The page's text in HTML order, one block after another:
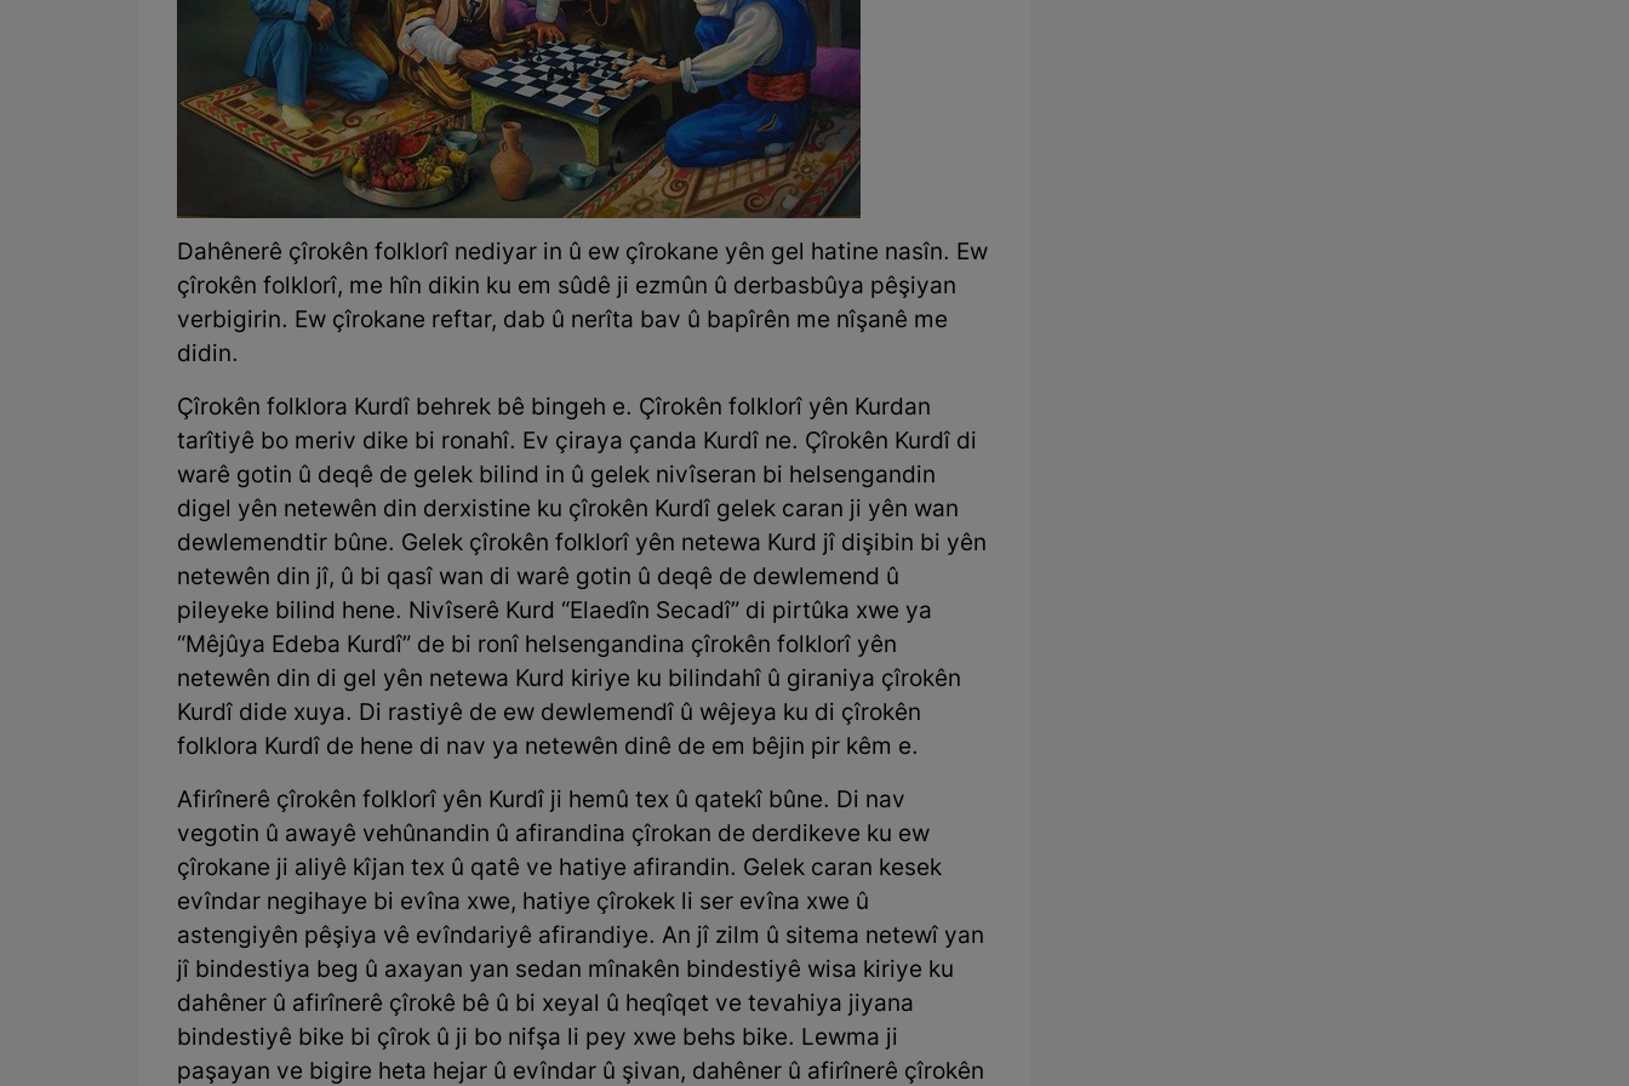
Dahênerê çîrokên folklorî nediyar in û ew çîrokane yên gel hatine nasîn. Ew
çîrokên folklorî, me hîn dikin ku em sûdê ji ezmûn û derbasbûya pêşiyan
verbigirin. Ew çîrokane reftar, dab û nerîta bav û bapîrên me nîşanê me
didin.
Çîrokên folklora Kurdî behrek bê bingeh e. Çîrokên folklorî yên Kurdan
tarîtiyê bo meriv dike bi ronahî. Ev çiraya çanda Kurdî ne. Çîrokên Kurdî di
warê gotin û deqê de gelek bilind in û gelek nivîseran bi helsengandin
digel yên netewên din derxistine ku çîrokên Kurdî gelek caran ji yên wan
dewlemendtir bûne. Gelek çîrokên folklorî yên netewa Kurd jî dişibin bi yên
netewên din jî, û bi qasî wan di warê gotin û deqê de dewlemend û
pileyeke bilind hene. Nivîserê Kurd “Elaedîn Secadî” di pirtûka xwe ya
“Mêjûya Edeba Kurdî” de bi ronî helsengandina çîrokên folklorî yên
netewên din di gel yên netewa Kurd kiriye ku bilindahî û giraniya çîrokên
Kurdî dide xuya. Di rastiyê de ew dewlemendî û wêjeya ku di çîrokên
folklora Kurdî de hene di nav ya netewên dinê de em bêjin pir kêm e.
Afirînerê çîrokên folklorî yên Kurdî ji hemû tex û qatekî bûne. Di nav
vegotin û awayê vehûnandin û afirandina çîrokan de derdikeve ku ew
çîrokane ji aliyê kîjan tex û qatê ve hatiye afirandin. Gelek caran kesek
evîndar negihaye bi evîna xwe, hatiye çîrokek li ser evîna xwe û
astengiyên pêşiya vê evîndariyê afirandiye. An jî zilm û sitema netewî yan
jî bindestiya beg û axayan yan sedan mînakên bindestiyê wisa kiriye ku
dahêner û afirînerê çîrokê bê û bi xeyal û heqîqet ve tevahiya jiyana
bindestiyê bike bi çîrok û ji bo nifşa li pey xwe behs bike. Lewma ji
paşayan ve bigire heta hejar û evîndar û şivan, dahêner û afirînerê çîrokên